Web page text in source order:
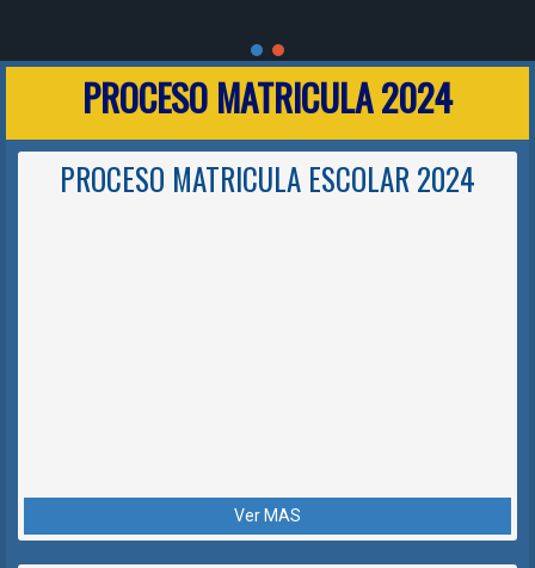
PROCESO MATRICULA 2024
PROCESO MATRICULA ESCOLAR 2024
Ver MAS